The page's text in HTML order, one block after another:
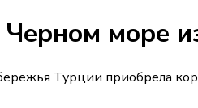
море
Турции приобрела